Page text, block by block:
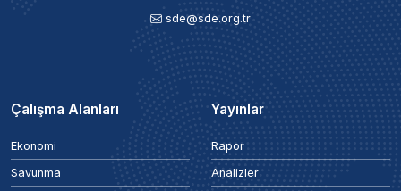
sde@sde.org.tr
Çalışma Alanları
Ekonomi
Savunma
Yayınlar
Rapor
Analizler